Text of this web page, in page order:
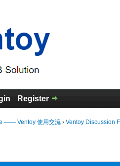
Register
—— Ventoy 使用交流 › Ventoy Discussion